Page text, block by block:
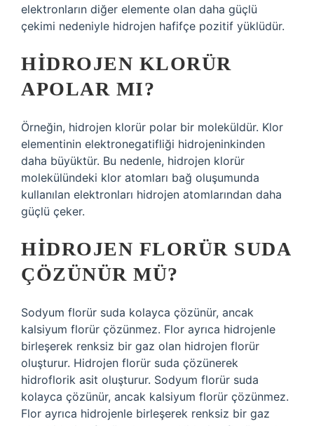
elektronların diğer elemente olan daha güçlü
çekimi nedeniyle hidrojen hafifçe pozitif yüklüdür.
HIDROJEN KLORÜR
APOLAR MI?
Örneğin, hidrojen klorür polar bir moleküldür. Klor
elementinin elektronegatifliği hidrojeninkinden
daha büyüktür. Bu nedenle, hidrojen klorür
molekülündeki klor atomları bağ oluşumunda
kullanılan elektronları hidrojen atomlarından daha
güçlü çeker.
HIDROJEN FLORÜR SUDA
ÇÖZÜNÜR MÜ?
Sodyum florür suda kolayca çözünür, ancak
kalsiyum florür çözünmez. Flor ayrıca hidrojenle
birleşerek renksiz bir gaz olan hidrojen florür
oluşturur. Hidrojen florür suda çözünerek
hidroflorik asit oluşturur. Sodyum florür suda
kolayca çözünür, ancak kalsiyum florür çözünmez.
Flor ayrıca hidrojenle birleşerek renksiz bir gaz